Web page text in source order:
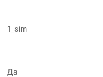
1_sim
Да